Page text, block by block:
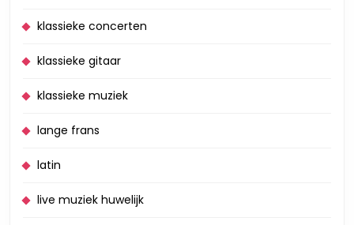
klassieke concerten
klassieke gitaar
klassieke muziek
lange frans
latin
live muziek huwelijk